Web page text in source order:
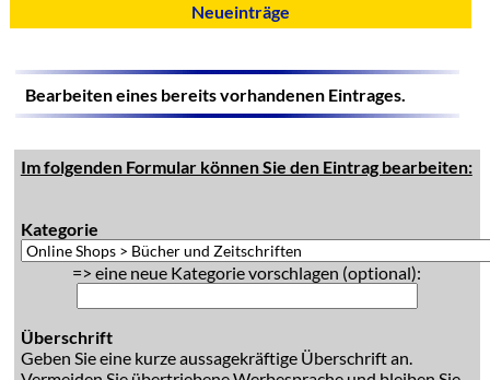
Neueinträge
Bearbeiten eines bereits vorhandenen Eintrages.
Im folgenden Formular können Sie den Eintrag bearbeiten:
Kategorie
=> eine neue Kategorie vorschlagen (optional):
Überschrift
Geben Sie eine kurze aussagekräftige Überschrift an.